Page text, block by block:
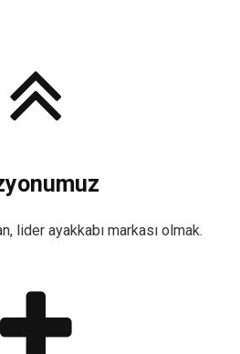
lider ayakkabı markası olmak.